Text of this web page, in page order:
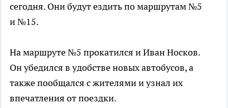
сегодня. Они будут ездить по маршрутам №5
и №15.
На маршруте №5 прокатился и Иван Носков.
Он убедился в удобстве новых автобусов, а
также пообщался с жителями и узнал их
впечатления от поездки.